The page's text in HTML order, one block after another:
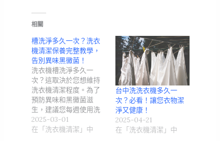
相關
槽洗淨多久一次？洗衣
機清潔保養完整教學，
告別異味黑黴菌！
洗衣機槽洗淨多久一
次？這取決於您想維持
洗衣機清潔程度。為了
預防異味和黑黴菌滋
生，建議您每週使用洗
衣機…
2025-03-01
在「洗衣機清潔」中
台中洗洗衣機多久一
次？必看！讓您衣物潔
淨又健康！
2025-04-21
在「洗衣機清潔」中